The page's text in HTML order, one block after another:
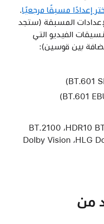
إعدادًا مسبقًا مرجعيًا.
المسبقة (ستجد
الفيديو التي
بين قوسين):
فيديو HDR‏ (HDR10 BT.2100 PQ،‏ BT.2100
HLG Dolby Vision Profile 8.4،‏ Dolby Vision
من